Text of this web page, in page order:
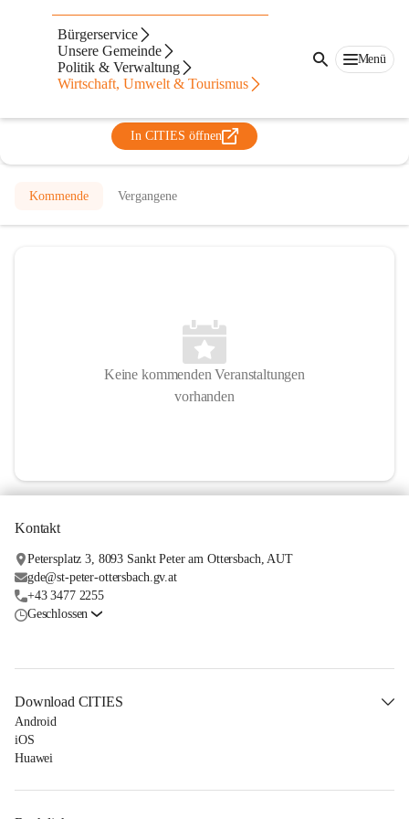
Bürgerservice
Unsere Gemeinde
Politik & Verwaltung
Wirtschaft, Umwelt & Tourismus
Menü
Abfallwirtschaftsverband
Radkersburg
@abfallwirtschaftsverband-radkersburg
Entsorgung
In CITIES öffnen
Kommende Vergangene
Keine kommenden Veranstaltungen
vorhanden
Kontakt
Petersplatz 3, 8093 Sankt Peter am Ottersbach, AUT
gde@st-peter-ottersbach.gv.at
+43 3477 2255
Geschlossen
Download CITIES
Android
iOS
Huawei